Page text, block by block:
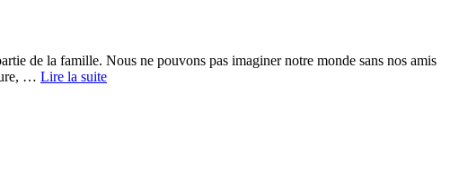
de la famille. Nous ne pouvons pas imaginer notre monde sans nos amis
… Lire la suite